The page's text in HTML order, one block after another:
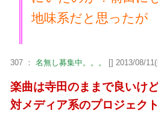
地味系だと思ったが
307 ： 名無し募集中。。。 [] 2013/08/
楽曲は寺田のままで良いけ
対メディア系のプロジェク